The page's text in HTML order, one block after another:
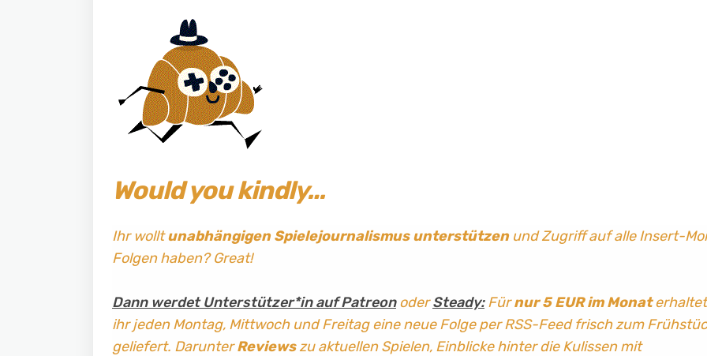
Would you kindly…
Ihr wolltunabhängigen Spielejournalismus unterstützenund Zugriff auf alle Insert-
Folgen haben? Great!
Dann werdet Unterstützer*in auf PatreonoderSteady:Fürnur 5 EUR im Monaterhaltet
ihr jeden Montag, Mittwoch und Freitag eine neue Folge per RSS-Feed frisch zum
geliefert. DarunterReviewszu aktuellen Spielen, Einblicke hinter die Kulissen mit